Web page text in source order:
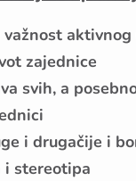
važnost
zajednice
svih, a
i drugačije i
i stereotipa